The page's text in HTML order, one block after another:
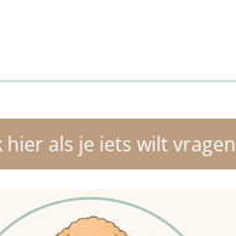
hier als je iets wilt vragen